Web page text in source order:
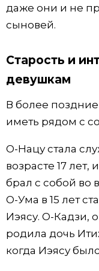
даже они и не
сыновей.
Старость и
девушкам
В более
иметь рядом с
О-Нацу стала
возрасте 17 лет,
брал с собой во
О-Ума в 15 лет
Иэясу. О-Кадзи,
родила дочь
когда Иэясу